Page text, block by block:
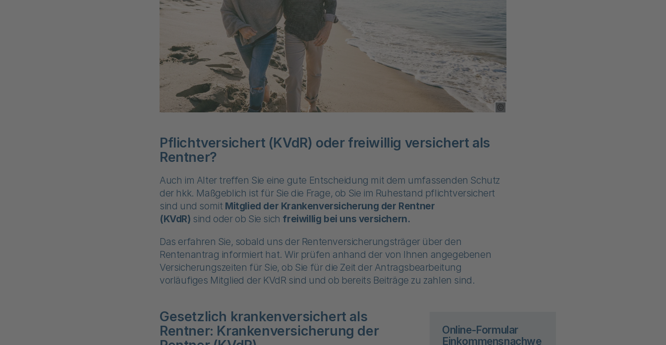
Copyright Tooltip öffnen
Pflichtversichert (KVdR) oder freiwillig versichert als
Rentner?
Auch im Alter treffen Sie eine gute Entscheidung mit dem umfassenden Schutz
der hkk. Maßgeblich ist für Sie die Frage, ob Sie im Ruhestand pflichtversichert
sind und somit Mitglied der Krankenversicherung der Rentner
(KVdR) sind oder ob Sie sich freiwillig bei uns versichern.
Das erfahren Sie, sobald uns der Rentenversicherungsträger über den
Rentenantrag informiert hat. Wir prüfen anhand der von Ihnen angegebenen
Versicherungszeiten für Sie, ob Sie für die Zeit der Antragsbearbeitung
vorläufiges Mitglied der KVdR sind und ob bereits Beiträge zu zahlen sind.
Online-Formular
Einkommensnachwe
Gesetzlich krankenversichert als
Rentner: Krankenversicherung der